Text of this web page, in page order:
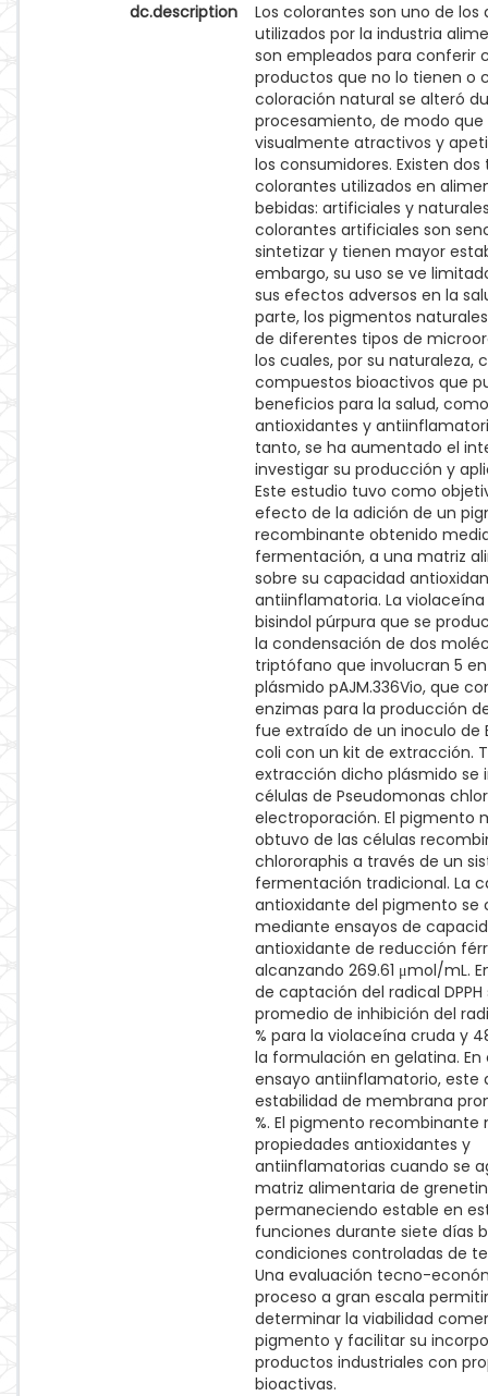
dc.description
Los colorantes son uno de los
utilizados por la industria
son empleados para conferir
productos que no lo tienen o
coloración natural se alteró
procesamiento, de modo que
visualmente atractivos y
los consumidores. Existen dos
colorantes utilizados en
bebidas: artificiales y
colorantes artificiales son
sintetizar y tienen mayor
embargo, su uso se ve
sus efectos adversos en la
parte, los pigmentos
de diferentes tipos de
los cuales, por su naturaleza,
compuestos bioactivos que
beneficios para la salud,
antioxidantes y
tanto, se ha aumentado el
investigar su producción y
Este estudio tuvo como
efecto de la adición de un
recombinante obtenido
fermentación, a una matriz
sobre su capacidad
antiinflamatoria. La violaceína
bisindol púrpura que se
la condensación de dos
triptófano que involucran 5
plásmido pAJM.336Vio, que
enzimas para la producción
fue extraído de un inoculo de
coli con un kit de extracción.
extracción dicho plásmido se
células de Pseudomonas
electroporación. El pigmento
obtuvo de las células
chlororaphis a través de un
fermentación tradicional. La
antioxidante del pigmento se
mediante ensayos de
antioxidante de reducción
alcanzando 269.61 μmol/mL.
de captación del radical
promedio de inhibición del
% para la violaceína cruda y
la formulación en gelatina.
ensayo antiinflamatorio, este
estabilidad de membrana
%. El pigmento recombinante
propiedades antioxidantes y
antiinflamatorias cuando se
matriz alimentaria de
permaneciendo estable en
funciones durante siete días
condiciones controladas de
Una evaluación tecno-
proceso a gran escala
determinar la viabilidad
pigmento y facilitar su
productos industriales con
bioactivas.